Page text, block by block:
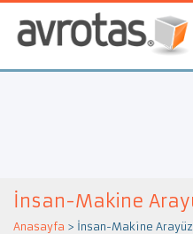
İnsan-Makine
Anasayfa > İnsan-Makine